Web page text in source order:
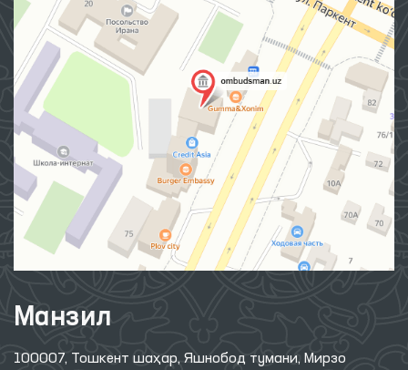
Манзил
100007, Тошкент шаҳар, Яшнобод тумани, Мирзо